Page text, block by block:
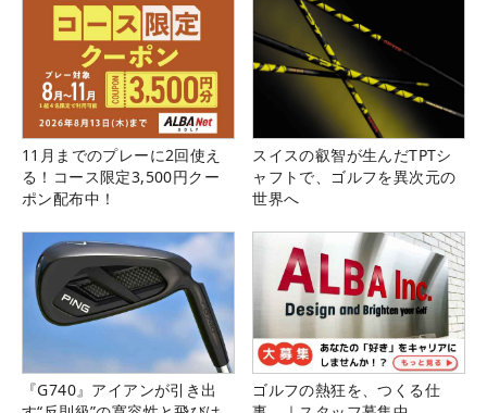
11月までのプレーに2回使え
る！コース限定3,500円クー
ポン配布中！
スイスの叡智が生んだTPTシ
ャフトで、ゴルフを異次元の
世界へ
『G740』アイアンが引き出
ゴルフの熱狂を、つくる仕